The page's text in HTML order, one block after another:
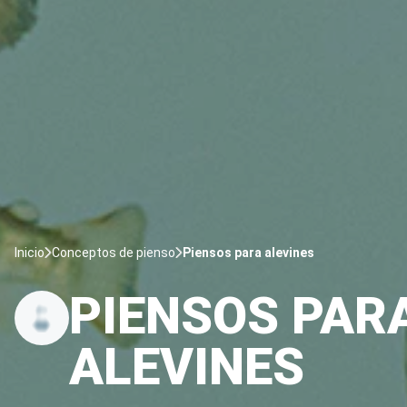
Inicio Conceptos de pienso Piensos para alevines
PIENSOS
ALEVINES